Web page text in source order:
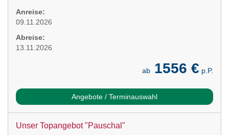
Anreise:
09.11.2026
Abreise:
13.11.2026
ab 1556 € p.P.
Angebote / Terminauswahl
Unser Topangebot "Pauschal"